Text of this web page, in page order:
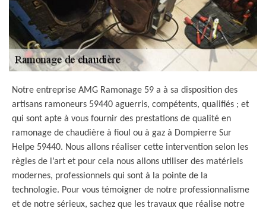
Notre entreprise AMG Ramonage 59 a à sa disposition des
artisans ramoneurs 59440 aguerris, compétents, qualifiés ; et
qui sont apte à vous fournir des prestations de qualité en
ramonage de chaudière à fioul ou à gaz à Dompierre Sur
Helpe 59440. Nous allons réaliser cette intervention selon les
règles de l’art et pour cela nous allons utiliser des matériels
modernes, professionnels qui sont à la pointe de la
technologie. Pour vous témoigner de notre professionnalisme
et de notre sérieux, sachez que les travaux que réalise notre